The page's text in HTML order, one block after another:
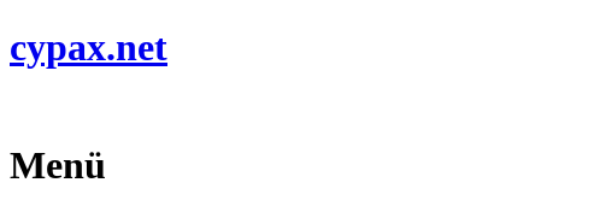
cypax.net
Menü